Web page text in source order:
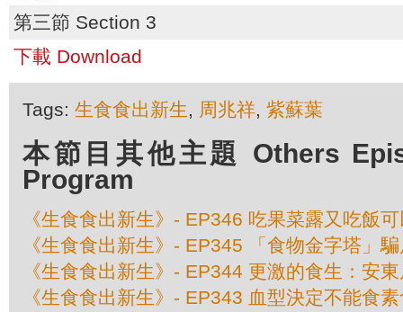
第三節 Section 3
下載 Download
Tags: 生食食出新生, 周兆祥, 紫蘇葉
本節目其他主題 Others
Program
《生食食出新生》- EP346 吃果菜露又吃飯
《生食食出新生》- EP345 「食物金字塔」
《生食食出新生》- EP344 更激的食生：安
《生食食出新生》- EP343 血型決定不能食